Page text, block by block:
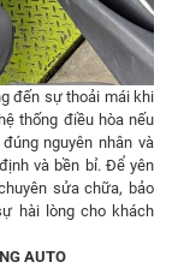
đến sự thoải mái khi
thống điều hòa nếu
nguyên nhân và
và bền bỉ. Để yên
sửa chữa, bảo
hài lòng cho khách
AUTO